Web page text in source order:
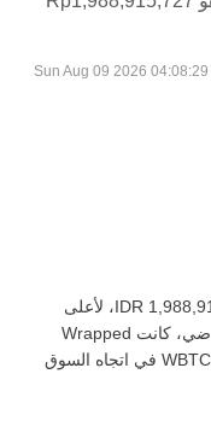
Sun Aug 09 2026
اعتبارًا من اليوم، تعادل WBTC واحدة ‏‎‏‎1,988,915,727‏‏ IDR‏، لأعلى‏
‏‎0.00‎%‎‏ في آخر 24 ساعة. وخلال الأسبوع الماضي، كانت Wrapped
Bitcoin‏ (WBTC) هي لأعلى‏ ‏‎1.00‎%‎‏. وتتحرك WBTC في اتجاه السوق